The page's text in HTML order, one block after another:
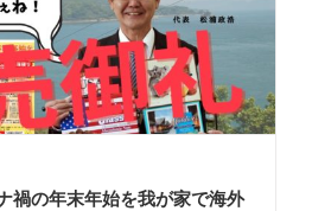
禍の年末年始を我が家で海外